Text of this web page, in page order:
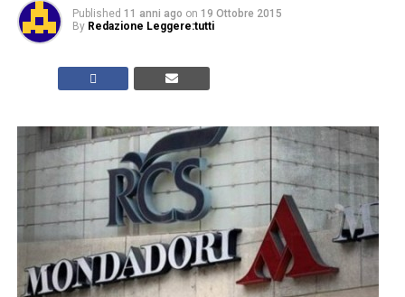
Published 11 anni ago on 19 Ottobre 2015
By Redazione Leggere:tutti